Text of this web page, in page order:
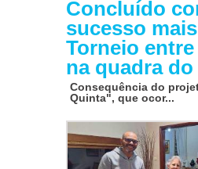
Concluído
sucesso
Torneio
na quadra do
Consequência do
Quinta", que ocor...